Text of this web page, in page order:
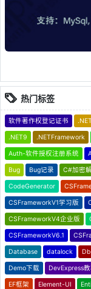
热门标签
软件著作权登记证书
.NET9 .NETFramework
Auth-软件授权注册系统
Bug Bug记录 C#加密
CodeGenerator
CSFrameworkV1学习版
CSFrameworkV4企业版
CSFrameworkV6.1
Database datalock
Demo下载 DevExpress
EF框架 Element-UI